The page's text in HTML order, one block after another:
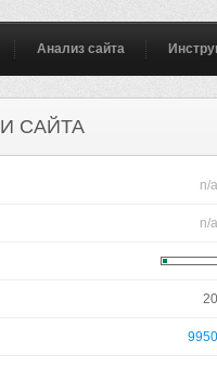
Анализ сайта
САЙТА
n/a
n/a
20
9950